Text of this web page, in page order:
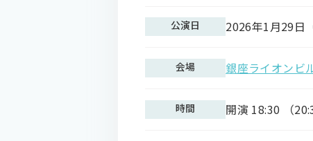
公演日 2026年1月29日
会場 銀座ライオンビ
時間 開演 18:30 （